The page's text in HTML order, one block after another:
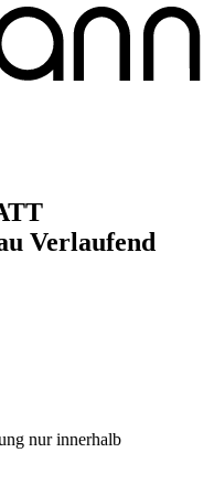
Verlaufend
nur innerhalb